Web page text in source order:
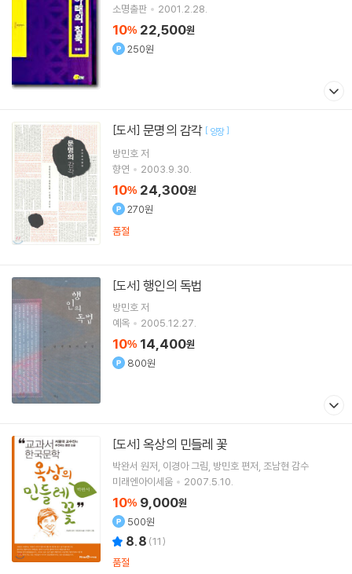
소명출판
2001.2.28.
10% 22,500원
250원
[도서] 문명의 감각 [ 양장]
방민호저
향연
2003.9.30.
10% 24,300원
270원
품절
[도서] 행인의 독법
방민호저
예옥
2005.12.27.
10% 14,400원
800원
[도서] 옥상의 민들레 꽃
박완서 원저 이경아그림 방민호 편저 조남현 감수
미래엔아이세움
2007.5.10.
10% 9,000원
500원
8.8 (11)
품절